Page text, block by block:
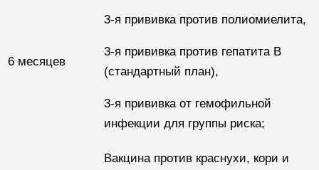
6 месяцев
3-я прививка против полиомиелита,
3-я прививка против гепатита B
(стандартный план),
3-я прививка от гемофильной
инфекции для группы риска;
Вакцина против краснухи, кори и